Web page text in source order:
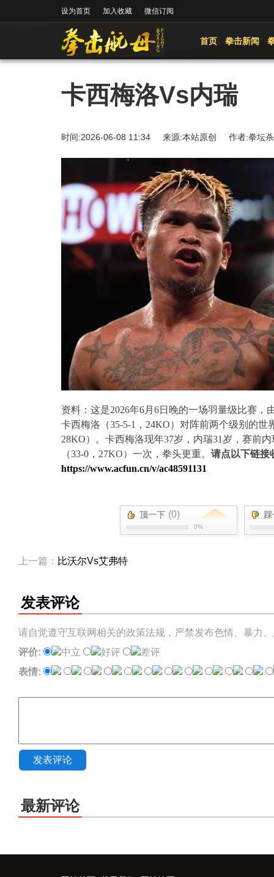
设为首页 加入收藏 微信订阅
首页 拳击新闻
卡西梅洛Vs内瑞
时间:2026-06-08 11:34 来源:本站原创 作者:拳
资料：这是2026年6月 6日晚的一场羽量级比赛，
卡西梅洛（35-5-1 ， 24KO）对阵前两个级别的世
28KO）。卡西梅洛现年37岁，内瑞31岁，赛前
（33-0 ， 27KO）一次，拳头更重。 请点以下链接
https://www.acfun.cn/v/ac48591131
顶一下 (0)
0%
上一篇： 比沃尔Vs艾弗特
发表评论
请自觉遵守互联网相关的政策法规，严禁发布色情、暴力
评价:
中立 好评
差评
表情:
发表评论
最新评论